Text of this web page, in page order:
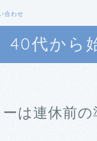
合わせ
40代から
は連休前